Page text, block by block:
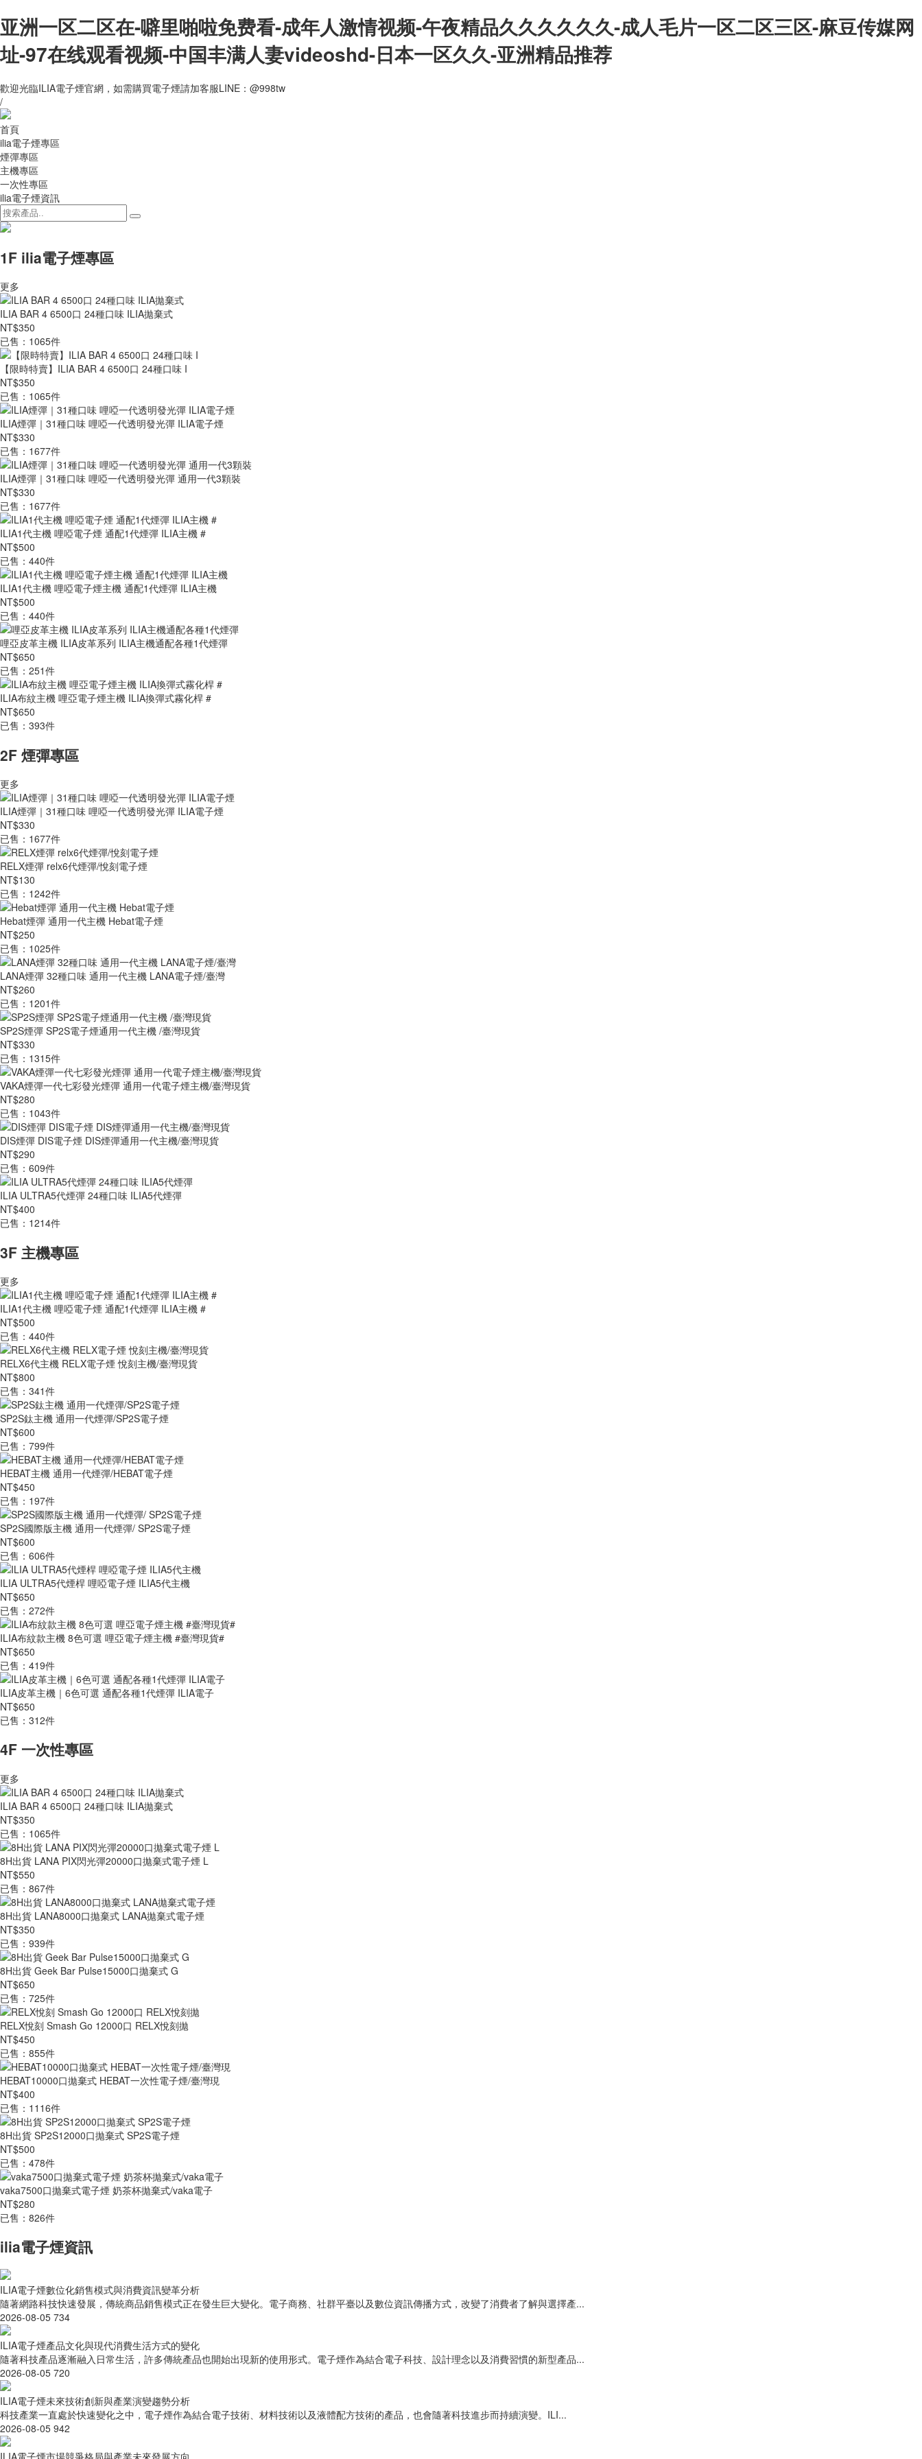
亚洲一区二区在-噼里啪啦免费看-成年人激情视频-午夜精品久久久久久久-成人毛片一区二区三区-麻豆传媒网
址-97在线观看视频-中国丰满人妻videoshd-日本一区久久-亚洲精品推荐
歡迎光臨ILIA電子煙官網，如需購買電子煙請加客服LINE：@998tw
/
首頁
ilia電子煙專區
煙彈專區
主機專區
一次性專區
ilia電子煙資訊
1F ilia電子煙專區
更多
ILIA BAR 4 6500口 24種口味 ILIA拋棄式
NT$350
已售：1065件
【限時特賣】ILIA BAR 4 6500口 24種口味 I
NT$350
已售：1065件
ILIA煙彈｜31種口味 哩啞一代透明發光彈 ILIA電子煙
NT$330
已售：1677件
ILIA煙彈｜31種口味 哩啞一代透明發光彈 通用一代3顆裝
NT$330
已售：1677件
ILIA1代主機 哩啞電子煙 通配1代煙彈 ILIA主機 #
NT$500
已售：440件
ILIA1代主機 哩啞電子煙主機 通配1代煙彈 ILIA主機
NT$500
已售：440件
哩亞皮革主機 ILIA皮革系列 ILIA主機通配各種1代煙彈
NT$650
已售：251件
ILIA布紋主機 哩亞電子煙主機 ILIA換彈式霧化桿 #
NT$650
已售：393件
2F 煙彈專區
更多
ILIA煙彈｜31種口味 哩啞一代透明發光彈 ILIA電子煙
NT$330
已售：1677件
RELX煙彈 relx6代煙彈/悅刻電子煙
NT$130
已售：1242件
Hebat煙彈 通用一代主機 Hebat電子煙
NT$250
已售：1025件
LANA煙彈 32種口味 通用一代主機 LANA電子煙/臺灣
NT$260
已售：1201件
SP2S煙彈 SP2S電子煙通用一代主機 /臺灣現貨
NT$330
已售：1315件
VAKA煙彈一代七彩發光煙彈 通用一代電子煙主機/臺灣現貨
NT$280
已售：1043件
DIS煙彈 DIS電子煙 DIS煙彈通用一代主機/臺灣現貨
NT$290
已售：609件
ILIA ULTRA5代煙彈 24種口味 ILIA5代煙彈
NT$400
已售：1214件
3F 主機專區
更多
ILIA1代主機 哩啞電子煙 通配1代煙彈 ILIA主機 #
NT$500
已售：440件
RELX6代主機 RELX電子煙 悅刻主機/臺灣現貨
NT$800
已售：341件
SP2S鈦主機 通用一代煙彈/SP2S電子煙
NT$600
已售：799件
HEBAT主機 通用一代煙彈/HEBAT電子煙
NT$450
已售：197件
SP2S國際版主機 通用一代煙彈/ SP2S電子煙
NT$600
已售：606件
ILIA ULTRA5代煙桿 哩啞電子煙 ILIA5代主機
NT$650
已售：272件
ILIA布紋款主機 8色可選 哩亞電子煙主機 #臺灣現貨#
NT$650
已售：419件
ILIA皮革主機｜6色可選 通配各種1代煙彈 ILIA電子
NT$650
已售：312件
4F 一次性專區
更多
ILIA BAR 4 6500口 24種口味 ILIA拋棄式
NT$350
已售：1065件
8H出貨 LANA PIX閃光彈20000口拋棄式電子煙 L
NT$550
已售：867件
8H出貨 LANA8000口拋棄式 LANA拋棄式電子煙
NT$350
已售：939件
8H出貨 Geek Bar Pulse15000口拋棄式 G
NT$650
已售：725件
RELX悅刻 Smash Go 12000口 RELX悅刻拋
NT$450
已售：855件
HEBAT10000口拋棄式 HEBAT一次性電子煙/臺灣現
NT$400
已售：1116件
8H出貨 SP2S12000口拋棄式 SP2S電子煙
NT$500
已售：478件
vaka7500口拋棄式電子煙 奶茶杯拋棄式/vaka電子
NT$280
已售：826件
ilia電子煙資訊
ILIA電子煙數位化銷售模式與消費資訊變革分析
隨著網路科技快速發展，傳統商品銷售模式正在發生巨大變化。電子商務、社群平臺以及數位資訊傳播方式，改變了消費者了解與選擇產...
2026-08-05 734
ILIA電子煙產品文化與現代消費生活方式的變化
隨著科技產品逐漸融入日常生活，許多傳統產品也開始出現新的使用形式。電子煙作為結合電子科技、設計理念以及消費習慣的新型產品...
2026-08-05 720
ILIA電子煙未來技術創新與產業演變趨勢分析
科技產業一直處於快速變化之中，電子煙作為結合電子技術、材料技術以及液體配方技術的產品，也會隨著科技進步而持續演變。ILI...
2026-08-05 942
ILIA電子煙市場競爭格局與產業未來發展方向